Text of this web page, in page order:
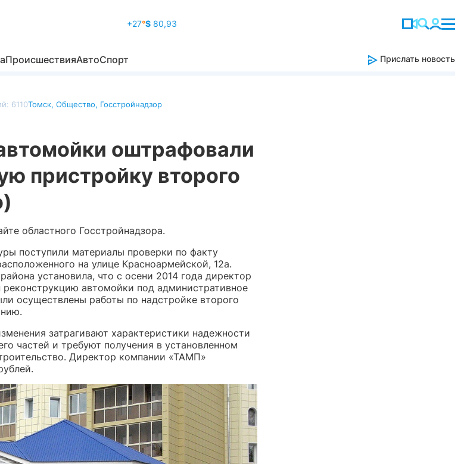
+27°$ 80,93
ПроисшествияАвтоСпорт Прислать новость
6110Томск, Общество, Госстройнадзор
оштрафовали
пристройку второго
областного Госстройнадзора.
поступили материалы проверки по факту
на улице Красноармейской, 12а.
установила, что с осени 2014 года директор
автомойки под административное
осуществлены работы по надстройке второго
затрагивают характеристики надежности
частей и требуют получения в установленном
Директор компании «ТАМП»